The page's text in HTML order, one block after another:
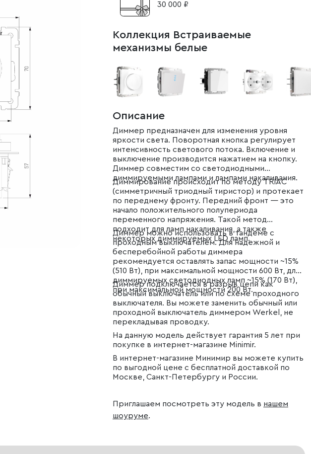
30 000 ₽
Коллекция Встраиваемые
механизмы белые
Описание
Диммер предназначен для изменения уровня
яркости света. Поворотная кнопка регулирует
интенсивность светового потока. Включение и
выключение производится нажатием на кнопку.
Диммер совместим со светодиодными
диммируемыми лампами и лампами накаливания.
Диммирование происходит по методу TRIAC
(симметричный триодный тиристор) и протекает
по переднему фронту. Передний фронт — это
начало положительного полупериода
переменного напряжения. Такой метод
подходит для ламп накаливания, а также
некоторых диммируемых LED ламп.
Диммер можно использовать в тандеме с
проходным выключателем. Для надежной и
бесперебойной работы диммера
рекомендуется оставлять запас мощности ~15%
(510 Вт), при максимальной мощности 600 Вт, для
диммируемых светодиодных ламп ~15% (170 Вт),
при максимальной мощности 200 Вт.
Диммер подключается в разрыв цепи как
обычный выключатель или по схеме проходного
выключателя. Вы можете заменить обычный или
проходной выключатель диммером Werkel, не
перекладывая проводку.
На данную модель действует гарантия 5 лет при
покупке в интернет-магазине Minimir.
В интернет-магазине Минимир вы можете купить
по выгодной цене с бесплатной доставкой по
Москве, Санкт-Петербургу и России.
Приглашаем посмотреть эту модель в нашем
шоуруме.